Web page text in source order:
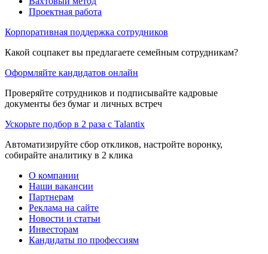
Проектная работа
Корпоративная поддержка сотрудников
Какой соцпакет вы предлагаете семейным сотрудникам?
Оформляйте кандидатов онлайн
Проверяйте сотрудников и подписывайте кадровые
документы без бумаг и личных встреч
Ускорьте подбор в 2 раза с Talantix
Автоматизируйте сбор откликов, настройте воронку,
собирайте аналитику в 2 клика
О компании
Наши вакансии
Партнерам
Реклама на сайте
Новости и статьи
Инвесторам
Кандидаты по профессиям